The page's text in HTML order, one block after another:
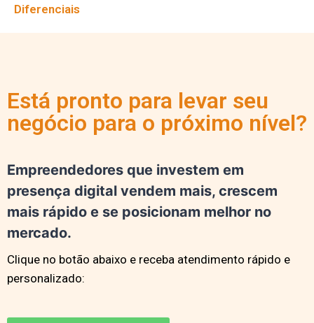
Diferenciais
Está pronto para levar seu
negócio para o próximo nível?
Empreendedores que investem em
presença digital vendem mais, crescem
mais rápido e se posicionam melhor no
mercado.
Clique no botão abaixo e receba atendimento rápido e
personalizado: